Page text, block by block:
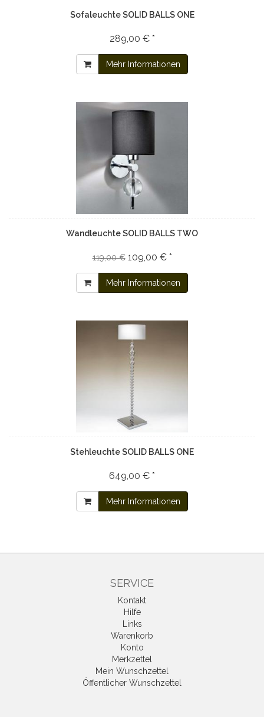
Sofaleuchte SOLID BALLS ONE
289,00 € *
Mehr Informationen
Wandleuchte SOLID BALLS TWO
119,00 € 109,00 € *
Mehr Informationen
Stehleuchte SOLID BALLS ONE
649,00 € *
Mehr Informationen
SERVICE
Kontakt
Hilfe
Links
Warenkorb
Konto
Merkzettel
Mein Wunschzettel
Öffentlicher Wunschzettel